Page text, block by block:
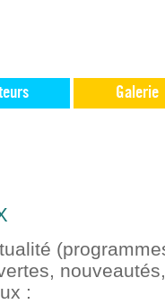
Galerie
: